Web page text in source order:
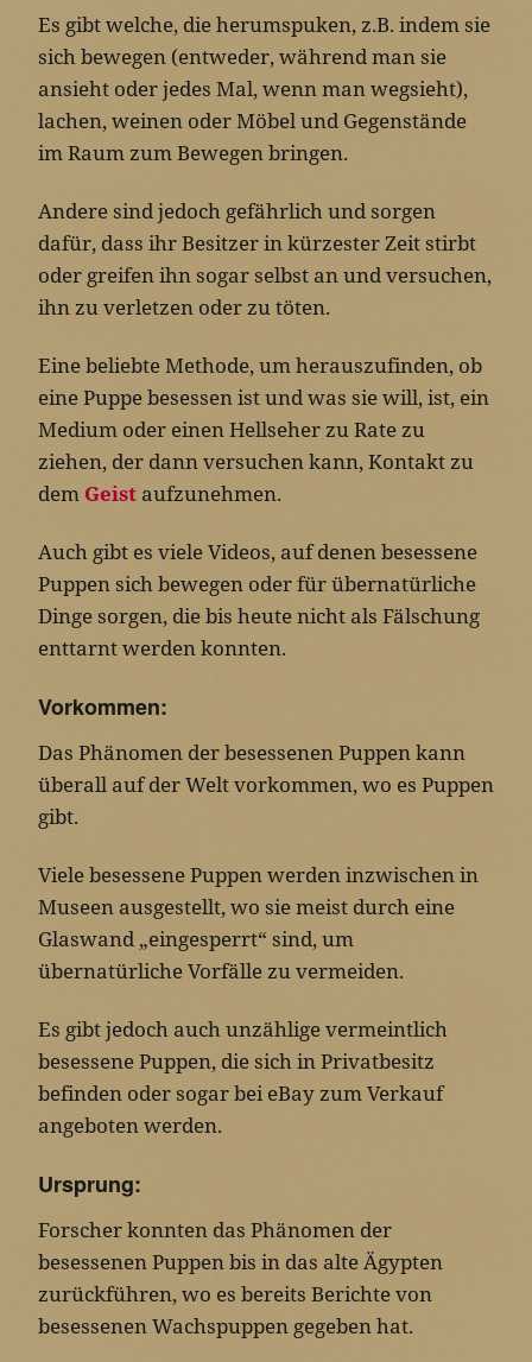
Es gibt welche, die herumspuken, z.B. indem sie
sich bewegen (entweder, während man sie
ansieht oder jedes Mal, wenn man wegsieht),
lachen, weinen oder Möbel und Gegenstände
im Raum zum Bewegen bringen.
Andere sind jedoch gefährlich und sorgen
dafür, dass ihr Besitzer in kürzester Zeit stirbt
oder greifen ihn sogar selbst an und versuchen,
ihn zu verletzen oder zu töten.
Eine beliebte Methode, um herauszufinden, ob
eine Puppe besessen ist und was sie will, ist, ein
Medium oder einen Hellseher zu Rate zu
ziehen, der dann versuchen kann, Kontakt zu
dem Geist aufzunehmen.
Auch gibt es viele Videos, auf denen besessene
Puppen sich bewegen oder für übernatürliche
Dinge sorgen, die bis heute nicht als Fälschung
enttarnt werden konnten.
Vorkommen:
Das Phänomen der besessenen Puppen kann
überall auf der Welt vorkommen, wo es Puppen
gibt.
Viele besessene Puppen werden inzwischen in
Museen ausgestellt, wo sie meist durch eine
Glaswand „eingesperrt“ sind, um
übernatürliche Vorfälle zu vermeiden.
Es gibt jedoch auch unzählige vermeintlich
besessene Puppen, die sich in Privatbesitz
befinden oder sogar bei eBay zum Verkauf
angeboten werden.
Ursprung:
Forscher konnten das Phänomen der
besessenen Puppen bis in das alte Ägypten
zurückführen, wo es bereits Berichte von
besessenen Wachspuppen gegeben hat.